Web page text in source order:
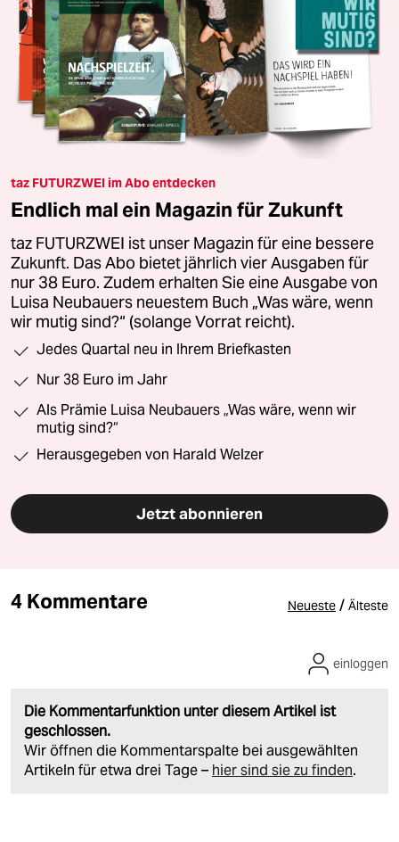
taz FUTURZWEI im Abo entdecken
Endlich mal ein Magazin für Zukunft
taz FUTURZWEI ist unser Magazin für eine bessere
Zukunft. Das Abo bietet jährlich vier Ausgaben für
nur 38 Euro. Zudem erhalten Sie eine Ausgabe von
Luisa Neubauers neuestem Buch „Was wäre, wenn
wir mutig sind?“ (solange Vorrat reicht).
Jedes Quartal neu in Ihrem Briefkasten
Nur 38 Euro im Jahr
Als Prämie Luisa Neubauers „Was wäre, wenn wir
mutig sind?“
Herausgegeben von Harald Welzer
Jetzt abonnieren
4 Kommentare Neueste / Älteste
Die Kommentarfunktion unter diesem Artikel ist
geschlossen.
Wir öffnen die Kommentarspalte bei ausgewählten
Artikeln für etwa drei Tage – hier sind sie zu finden.
einloggen